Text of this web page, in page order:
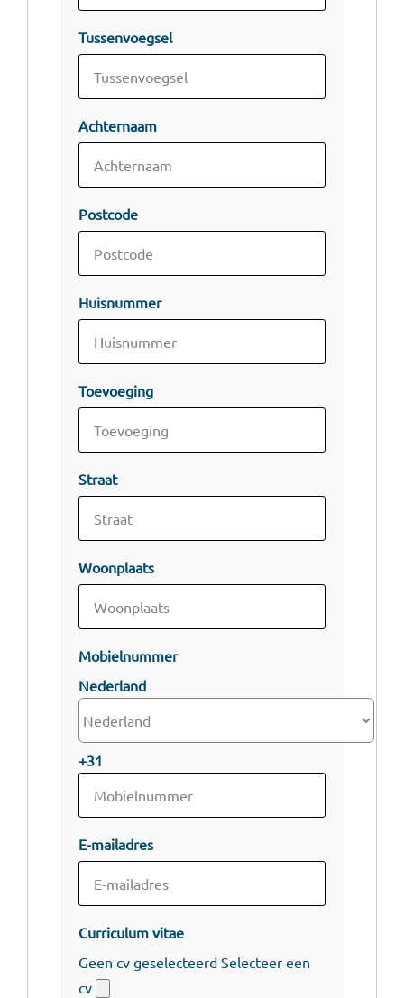
Tussenvoegsel
Achternaam
Postcode
Huisnummer
Toevoeging
Straat
Woonplaats
Mobielnummer
Nederland
+31
E-mailadres
Curriculum vitae
Geen cv geselecteerd Selecteer een
cv